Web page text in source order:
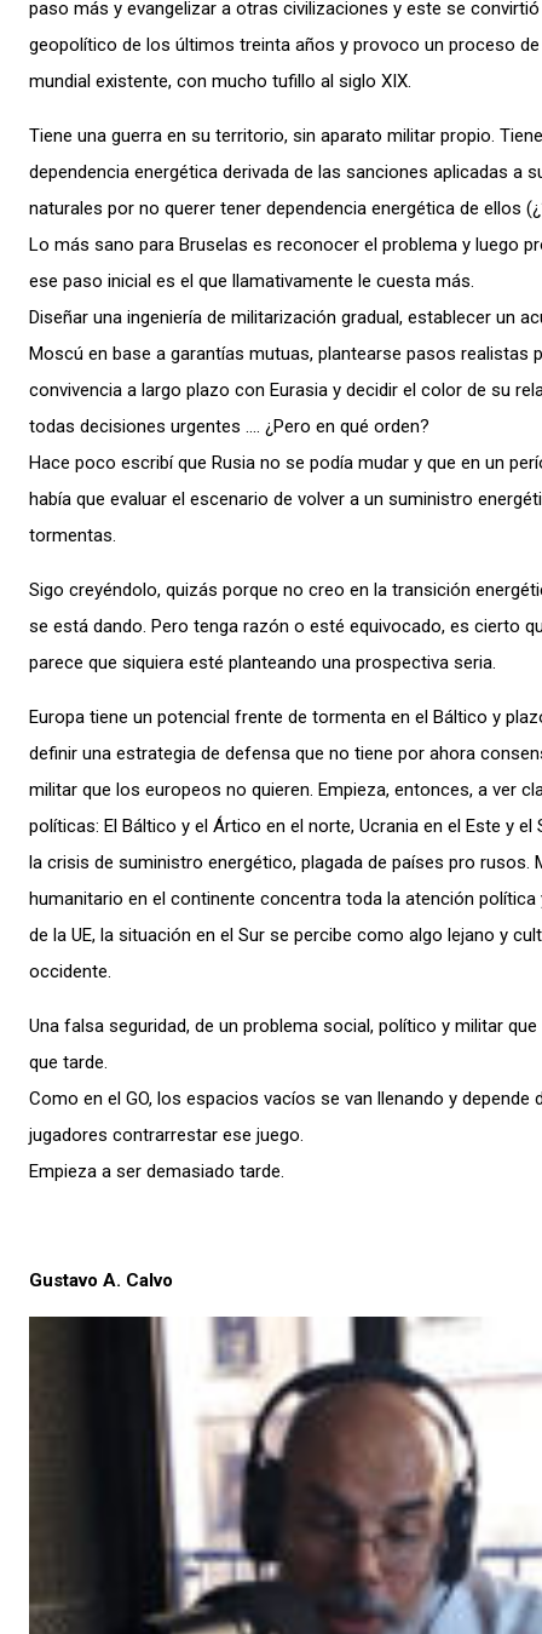
paso más y evangelizar a otras civilizaciones y este se
geopolítico de los últimos treinta años y provoco un proceso
mundial existente, con mucho tufillo al siglo XIX.
Tiene una guerra en su territorio, sin aparato militar propio.
dependencia energética derivada de las sanciones aplicadas a
naturales por no querer tener dependencia energética de ellos
Lo más sano para Bruselas es reconocer el problema y luego
ese paso inicial es el que llamativamente le cuesta más.
Diseñar una ingeniería de militarización gradual, establecer un
Moscú en base a garantías mutuas, plantearse pasos realistas
convivencia a largo plazo con Eurasia y decidir el color de su
todas decisiones urgentes …. ¿Pero en qué orden?
Hace poco escribí que Rusia no se podía mudar y que en un
había que evaluar el escenario de volver a un suministro
tormentas.
Sigo creyéndolo, quizás porque no creo en la transición
se está dando. Pero tenga razón o esté equivocado, es cierto
parece que siquiera esté planteando una prospectiva seria.
Europa tiene un potencial frente de tormenta en el Báltico y
definir una estrategia de defensa que no tiene por ahora
militar que los europeos no quieren. Empieza, entonces, a ver
políticas: El Báltico y el Ártico en el norte, Ucrania en el Este y el
la crisis de suministro energético, plagada de países pro rusos.
humanitario en el continente concentra toda la atención política
de la UE, la situación en el Sur se percibe como algo lejano y
occidente.
Una falsa seguridad, de un problema social, político y militar
que tarde.
Como en el GO, los espacios vacíos se van llenando y depende
jugadores contrarrestar ese juego.
Empieza a ser demasiado tarde.
Gustavo A. Calvo